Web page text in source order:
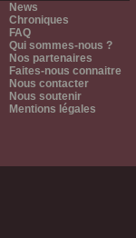
News
Chroniques
FAQ
Qui sommes-nous ?
Nos partenaires
Faites-nous connaitre
Nous contacter
Nous soutenir
Mentions légales